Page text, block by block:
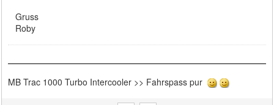
Gruss
Roby
MB Trac 1000 Turbo Intercooler >> Fahrspass pur